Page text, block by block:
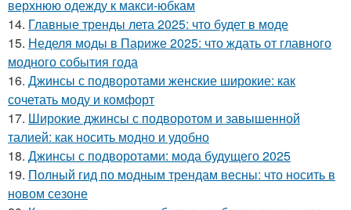
верхнюю одежду к макси-юбкам
14. Главные тренды лета 2025: что будет в моде
15. Неделя моды в Париже 2025: что ждать от главного
модного события года
16. Джинсы с подворотами женские широкие: как
сочетать моду и комфорт
17. Широкие джинсы с подворотом и завышенной
талией: как носить модно и удобно
18. Джинсы с подворотами: мода будущего 2025
19. Полный гид по модным трендам весны: что носить в
новом сезоне